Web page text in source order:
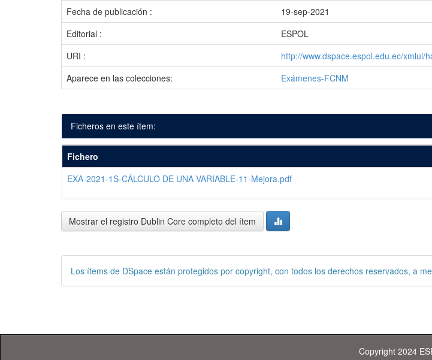
Fecha de publicación :
19-sep-2021
Editorial :
ESPOL
URI :
http://www.dspace.espol.edu.ec/xmlui/
Aparece en las colecciones:
Exámenes-FCNM
Ficheros en este ítem:
Fichero
EXA-2021-1S-CÁLCULO DE UNA VARIABLE-11-Mejora.pdf
Mostrar el registro Dublin Core completo del ítem
Los ítems de DSpace están protegidos por copyright, con todos los derechos reservados, a
Copyright 2024